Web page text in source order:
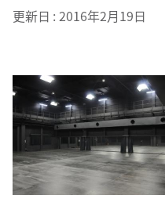
更新日 2016年2月19日